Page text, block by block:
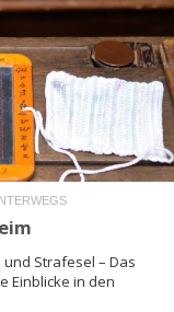
Strafesel – Das
Einblicke in den